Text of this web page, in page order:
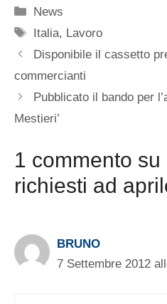
Categorie
News
Tag
Italia, Lavoro
Disponibile il cassetto
commercianti
Pubblicato il bando per
Mestieri’
1 commento su
richiesti ad
BRUNO
7 Settembre 2012